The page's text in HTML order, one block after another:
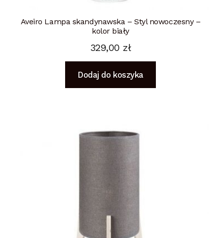
Aveiro Lampa skandynawska – Styl nowoczesny –
kolor biały
329,00 zł
Dodaj do koszyka